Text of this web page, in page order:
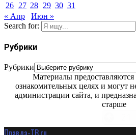
26 27 28 29 30 31
« Апр
Июн »
Search for:
Рубрики
Рубрики
Материалы
ознакомительных целях и могут
администрации сайта, и
старше